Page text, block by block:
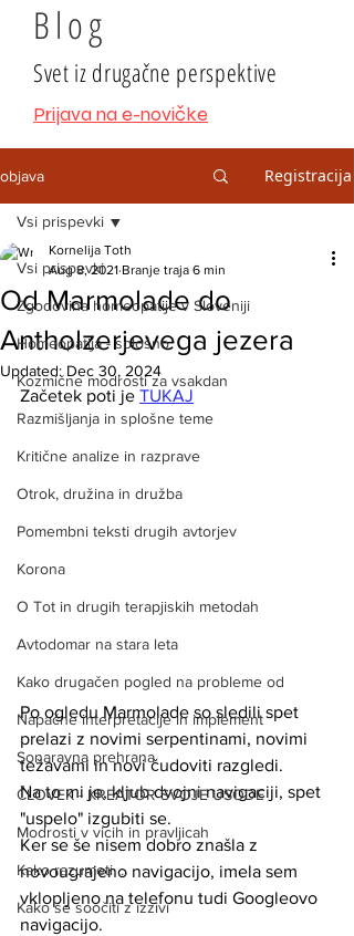
Blog
Svet iz drugačne perspektive
Prijava na e-novičke
objava Registracija
Vsi prispevki
Zgodovina homeopatije v Sloveniji
Homeopatija - splošno
Kozmične modrosti za vsakdan
Razmišljanja in splošne teme
Kritične analize in razprave
Otrok, družina in družba
Pomembni teksti drugih avtorjev
Korona
O Tot in drugih terapjiskih metodah
Avtodomar na stara leta
Kako drugačen pogled na probleme od
Napačne interpretacije in implement
Sonaravna prehrana
ČLOVEK - KREATOR SVOJE USODE
Modrosti v vicih in pravljicah
Kako razumeti ...
Kako se soočiti z izzivi
Vsi prispevki
Od Marmolade do
Antholzerjevega jezera
Kornelija Toth
Aug 8, 2021 Branje traja 6 min
Updated: Dec 30, 2024
Začetek poti je TUKAJ
Po ogledu Marmolade so sledili spet
prelazi z novimi serpentinami, novimi
težavami in novi čudoviti razgledi.
Na to mi je, kljub dvojni navigaciji, spet
"uspelo" izgubiti se.
Ker se še nisem dobro znašla z
novougrajeno navigacijo, imela sem
vklopljeno na telefonu tudi Googleovo
navigacijo.